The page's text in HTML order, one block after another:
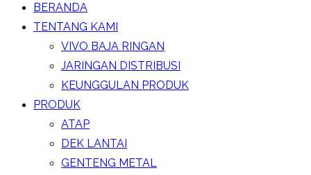
BERANDA
TENTANG KAMI
VIVO BAJA RINGAN
JARINGAN DISTRIBUSI
KEUNGGULAN PRODUK
PRODUK
ATAP
DEK LANTAI
GENTENG METAL